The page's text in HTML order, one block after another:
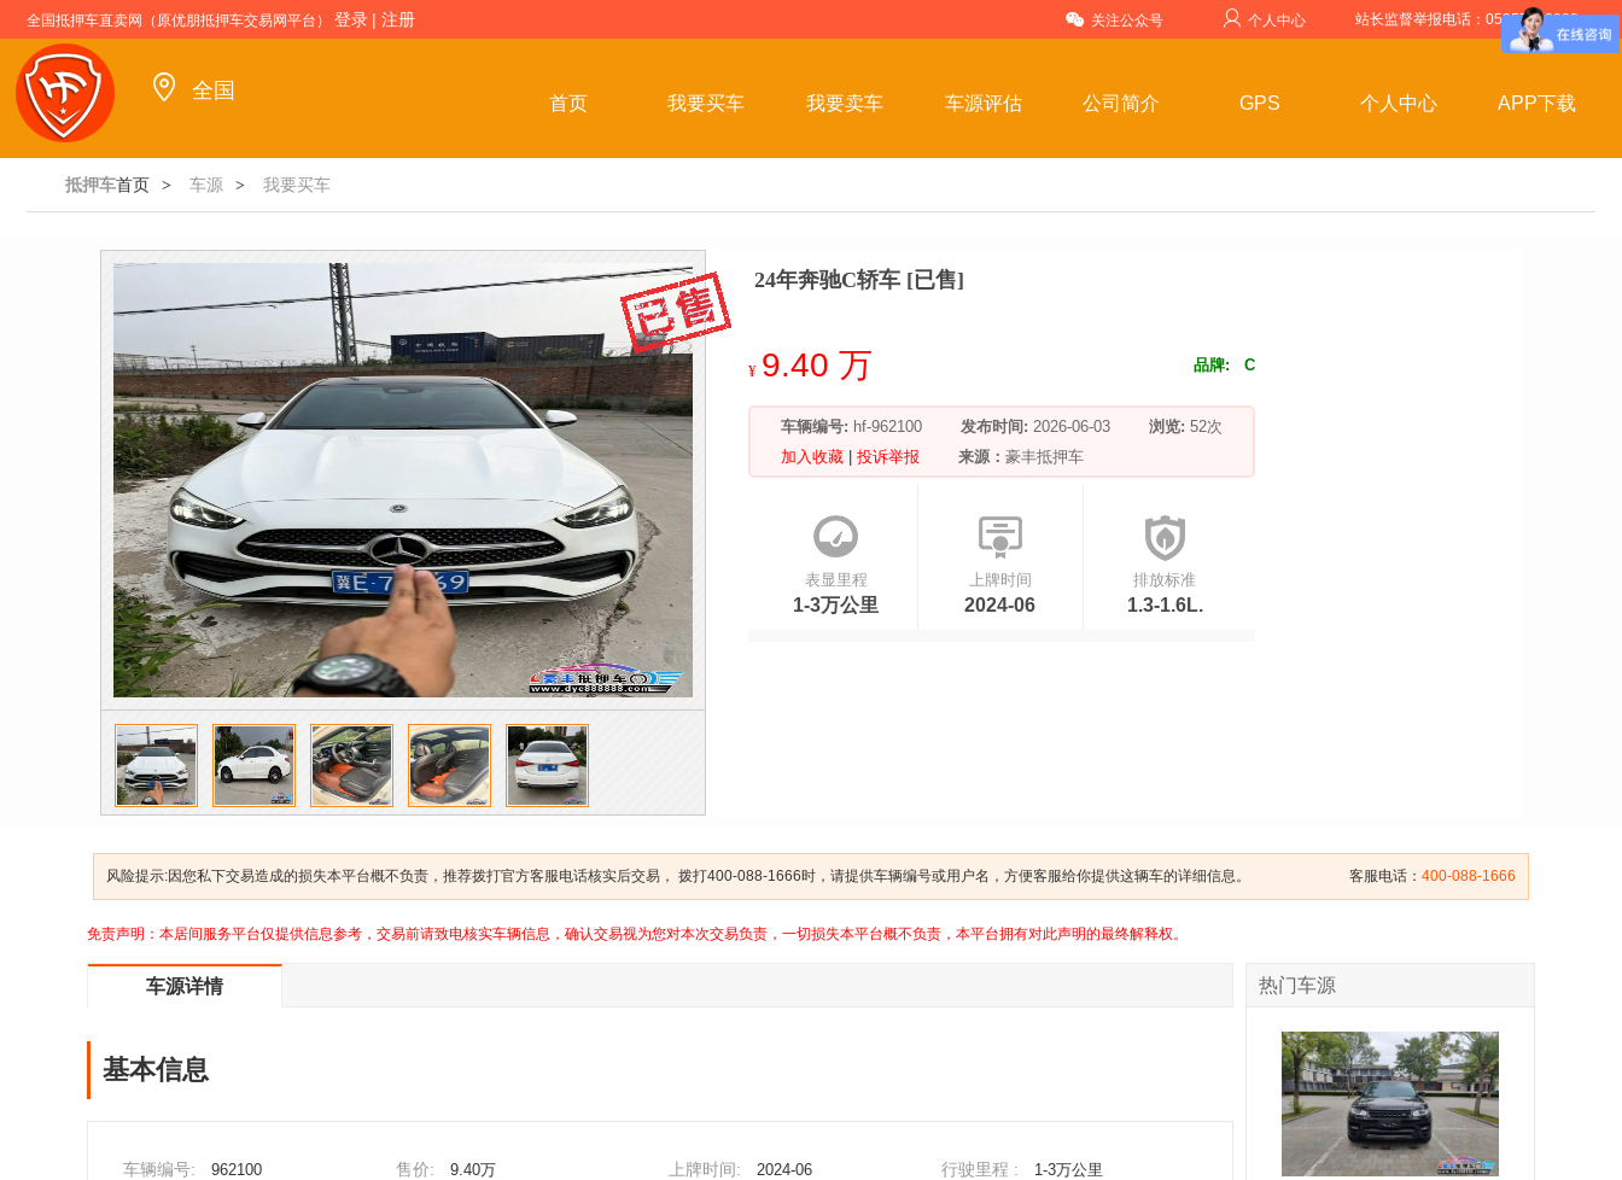
关注公众号 个人中心 站长监督举报电话：05357599999
全国抵押车直卖网（原优朋抵押车交易网平台） 登录 | 注册
全国
首页 我要买车 我要卖车 车源评估 公司简介 GPS 个人中心 APP下载
抵押车首页 > 车源 > 我要买车
24年奔驰C轿车 [已售]
¥ 9.40 万 品牌: C
车辆编号: hf-962100 发布时间: 2026-06-03 浏览: 52次
加入收藏
投诉举报 来源： 豪丰抵押车
表显里程
1-3万公里
上牌时间
2024-06
排放标准
1.3-1.6L.
客服电话： 400-088-1666
风险提示:因您私下交易造成的损失本平台概不负责，推荐拨打官方客服电话核实后交易， 拨打400-088-1666时，请提供车辆编号或用户名，方便客服给你提供这辆车的详细信息。
免责声明：本居间服务平台仅提供信息参考，交易前请致电核实车辆信息，确认交易视为您对本次交易负责，一切损失本平台概不负责，本平台拥有对此声明的最终解释权。
车源详情
基本信息
车辆编号: 962100 售价: 9.40万 上牌时间: 2024-06 行驶里程 : 1-3万公里
热门车源